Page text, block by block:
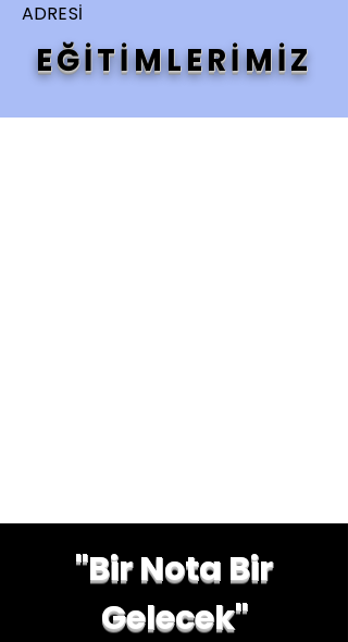
ADRESİ
EĞİTİMLERİMİZ
"Bir Nota Bir
Gelecek"